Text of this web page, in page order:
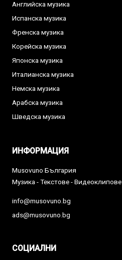
Английска музика
Испанска музика
Френска музика
Корейска музика
Японска музика
Италианска музика
Немска музика
Арабска музика
Шведска музика
ИНФОРМАЦИЯ
Musovuno България
Музика - Текстове - Видеоклипове
info@musovuno.bg
ads@musovuno.bg
СОЦИАЛНИ